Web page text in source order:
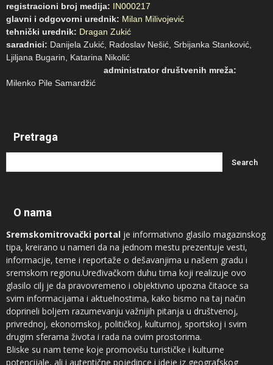
registracioni broj medija: IN000217
glavni i odgovorni urednik: Milan Milivojević
tehnički urednik: Dragan Zukić
saradnici: Danijela Zukić, Radoslav Nešić, Srbijanka Stanković,
Ljiljana Bugarin, Katarina Nikolić
administrator društvenih mreža:
Milenko Pile Samardžić
Pretraga
O nama
Sremskomitrovački portal je informativno glasilo magazinskog
tipa, kreirano u nameri da na jednom mestu prezentuje vesti,
informacije, teme i reportaže o dešavanjima u našem gradu i
sremskom regionu.Uređivačkom duhu tima koji realizuje ovo
glasilo cilj je da pravovremeno i objektivno upozna čitaoce sa
svim informacijama i aktuelnostima, kako bismo na taj način
doprineli boljem razumevanju važnijih pitanja u društvenoj,
privrednoj, ekonomskoj, političkoj, kulturnoj, sportskoj i svim
drugim sferama života i rada na ovim prostorima.
Bliske su nam teme koje promovišu turističke i kulturne
potencijale, ali i autentične pojedince i ideje iz geografskog